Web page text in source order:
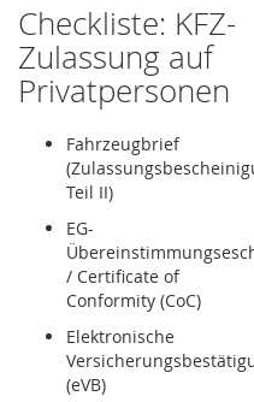
Checkliste: KFZ-
Zulassung auf
Privatpersonen
Fahrzeugbrief
Teil II)
EG-
/ Certificate of
Conformity (CoC)
Elektronische
(eVB)